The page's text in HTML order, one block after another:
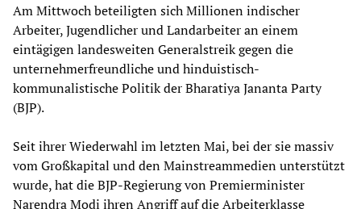
Am Mittwoch beteiligten sich Millionen indischer
Arbeiter, Jugendlicher und Landarbeiter an einem
eintägigen landesweiten Generalstreik gegen die
unternehmerfreundliche und hinduistisch-
kommunalistische Politik der Bharatiya Jananta Party
(BJP).
Seit ihrer Wiederwahl im letzten Mai, bei der sie massiv
vom Großkapital und den Mainstreammedien unterstützt
wurde, hat die BJP-Regierung von Premierminister
Narendra Modi ihren Angriff auf die Arbeiterklasse